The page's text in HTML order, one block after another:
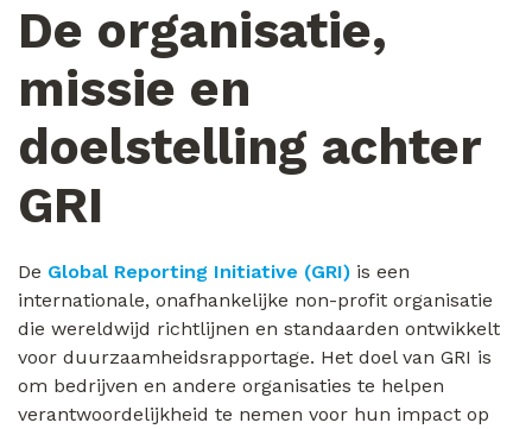
De organisatie,
missie en
doelstelling achter
GRI
De Global Reporting Initiative (GRI) is een
internationale, onafhankelijke non-profit organisatie
die wereldwijd richtlijnen en standaarden ontwikkelt
voor duurzaamheidsrapportage. Het doel van GRI is
om bedrijven en andere organisaties te helpen
verantwoordelijkheid te nemen voor hun impact op